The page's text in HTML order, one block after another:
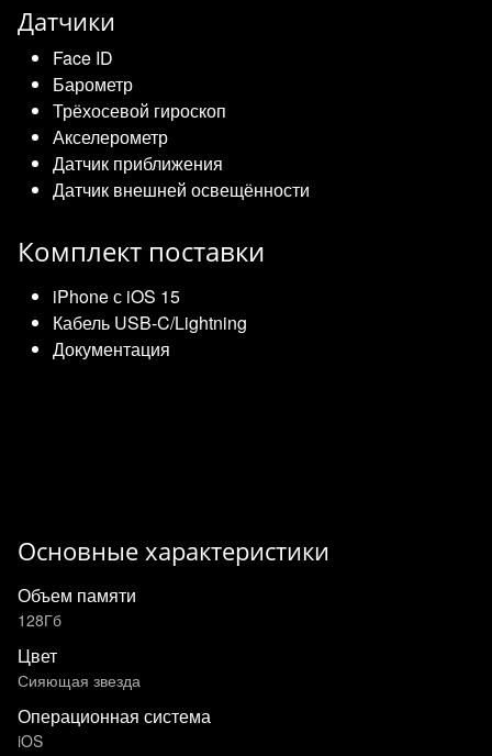
Датчики
Face ID
Барометр
Трёхосевой гироскоп
Акселерометр
Датчик приближения
Датчик внешней освещённости
Комплект поставки
iPhone с iOS 15
Кабель USB‑C/Lightning
Документация
Основные характеристики
Объем памяти
128Гб
Цвет
Сияющая звезда
Операционная система
iOS